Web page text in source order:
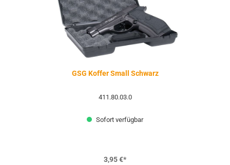
GSG Koffer Small Schwarz
411.80.03.0
Sofort verfügbar
3,95 €*